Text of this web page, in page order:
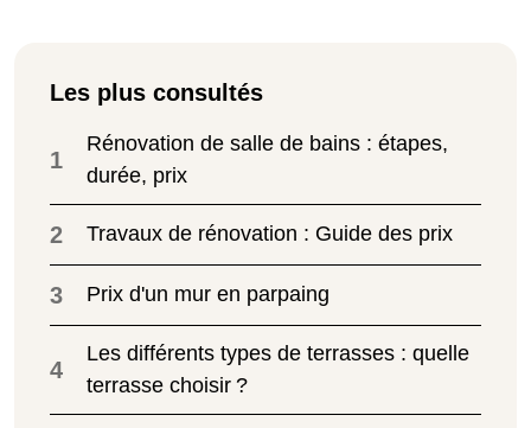
Les plus consultés
1
Rénovation de salle de bains : étapes,
durée, prix
2 Travaux de rénovation : Guide des prix
3 Prix d'un mur en parpaing
4
Les différents types de terrasses : quelle
terrasse choisir ?